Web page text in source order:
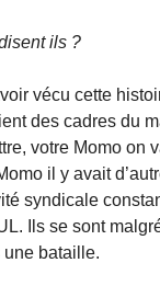
ils ?
vécu cette
des cadres du
votre Momo on
il y avait
syndicale
Ils se sont
une bataille.